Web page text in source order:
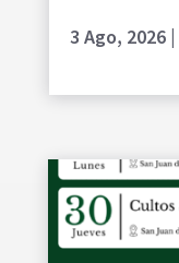
3 Ago, 2026|